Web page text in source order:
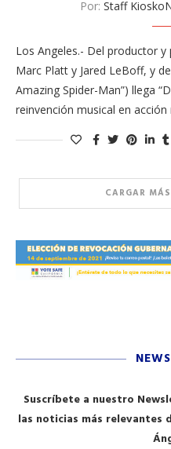
Por: Staff
Los Angeles.- Del productor y
Marc Platt y Jared LeBoff, y
Amazing Spider-Man”) llega
reinvención musical en
CARGAR
Suscríbete a nuestro
las noticias más relevantes